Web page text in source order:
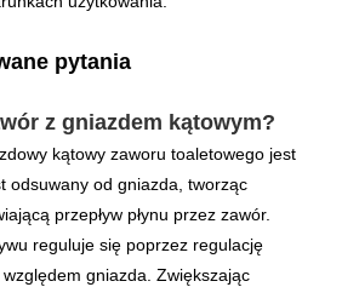
pytania
z gniazdem kątowym?
kątowy zaworu toaletowego jest
odsuwany od gniazda, tworząc
przepływ płynu przez zawór.
reguluje się poprzez regulację
względem gniazda. Zwiększając